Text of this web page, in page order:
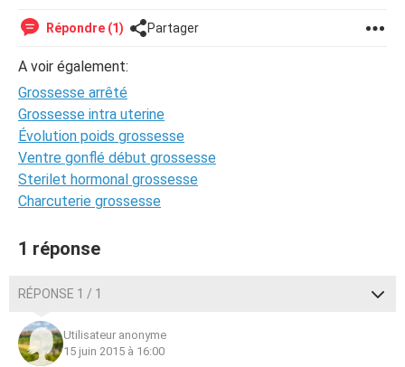
Répondre (1) Partager
A voir également:
Grossesse arrêté
Grossesse intra uterine
Évolution poids grossesse
Ventre gonflé début grossesse
Sterilet hormonal grossesse
Charcuterie grossesse
1 réponse
RÉPONSE 1 / 1
Utilisateur anonyme
15 juin 2015 à 16:00